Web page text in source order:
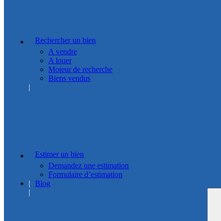
Rechercher un bien
A vendre
A louer
Moteur de recherche
Biens vendus
Estimer un bien
Demandez une estimation
Formulaire d’estimation
Blog